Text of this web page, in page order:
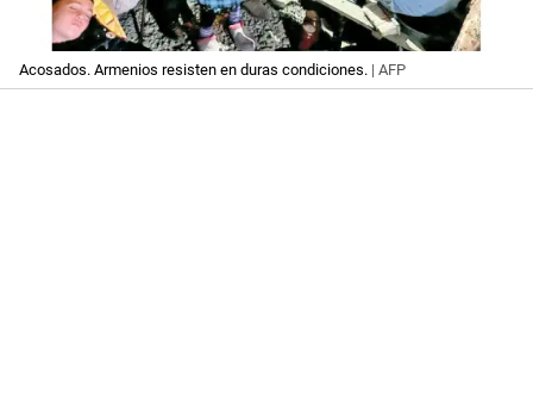
Acosados. Armenios resisten en duras condiciones. | AFP